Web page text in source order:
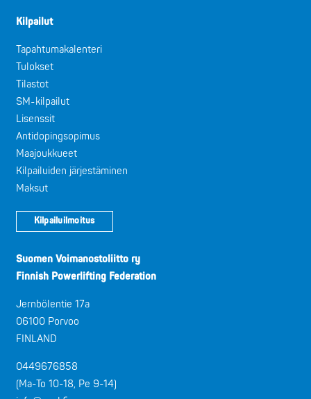
Kilpailut
Tapahtumakalenteri
Tulokset
Tilastot
SM-kilpailut
Lisenssit
Antidopingsopimus
Maajoukkueet
Kilpailuiden järjestäminen
Maksut
Kilpailuilmoitus
Suomen Voimanostoliitto ry
Finnish Powerlifting Federation
Jernbölentie 17a
06100 Porvoo
FINLAND
0449676858
(Ma-To 10-18, Pe 9-14)